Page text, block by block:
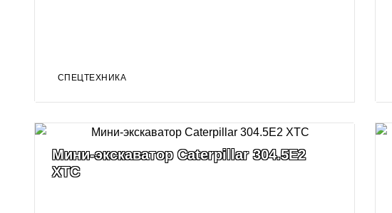
СПЕЦТЕХНИКА
Мини-экскаватор Caterpillar 304.5E2
XTC